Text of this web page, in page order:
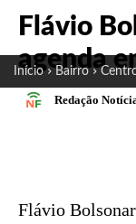
Início Bairro
Flávio
agenda
Redação
Flávio